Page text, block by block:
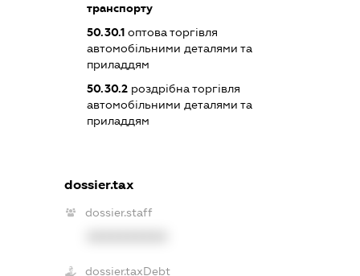
транспорту
50.30.1оптова торгівля
автомобільними деталями та
приладдям
50.30.2роздрібна торгівля
автомобільними деталями та
приладдям
dossier.tax
dossier.staff
dossier.taxDebt